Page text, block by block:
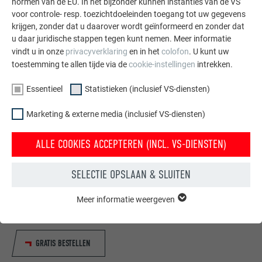
Gratis brochures bestellen
Daken, gevels, zonnepanelen, dakafvoersystemen &
aluminium ziet uw huis er niet alleen goed uit, maar het is
GRATIS BESTELLEN
normen van de EU. In het bijzonder kunnen instanties van de VS
voor controle- resp. toezichtdoeleinden toegang tot uw gegevens
krijgen, zonder dat u daarover wordt geïnformeerd en zonder dat
u daar juridische stappen tegen kunt nemen. Meer informatie
vindt u in onze privacyverklaring en in het colofon. U kunt uw
toestemming te allen tijde via decookie-instellingen intrekken.
Essentieel Statistieken (inclusief VS-diensten)
Marketing & externe media (inclusief VS-diensten)
ALLE COOKIES ACCEPTEREN (INCL. VS-DIENSTEN)
SELECTIE OPSLAAN & SLUITEN
van de website. Hierdoor wordt gewaarborgd dat de website
onberispelijk werkt.
Meer informatie weergeven